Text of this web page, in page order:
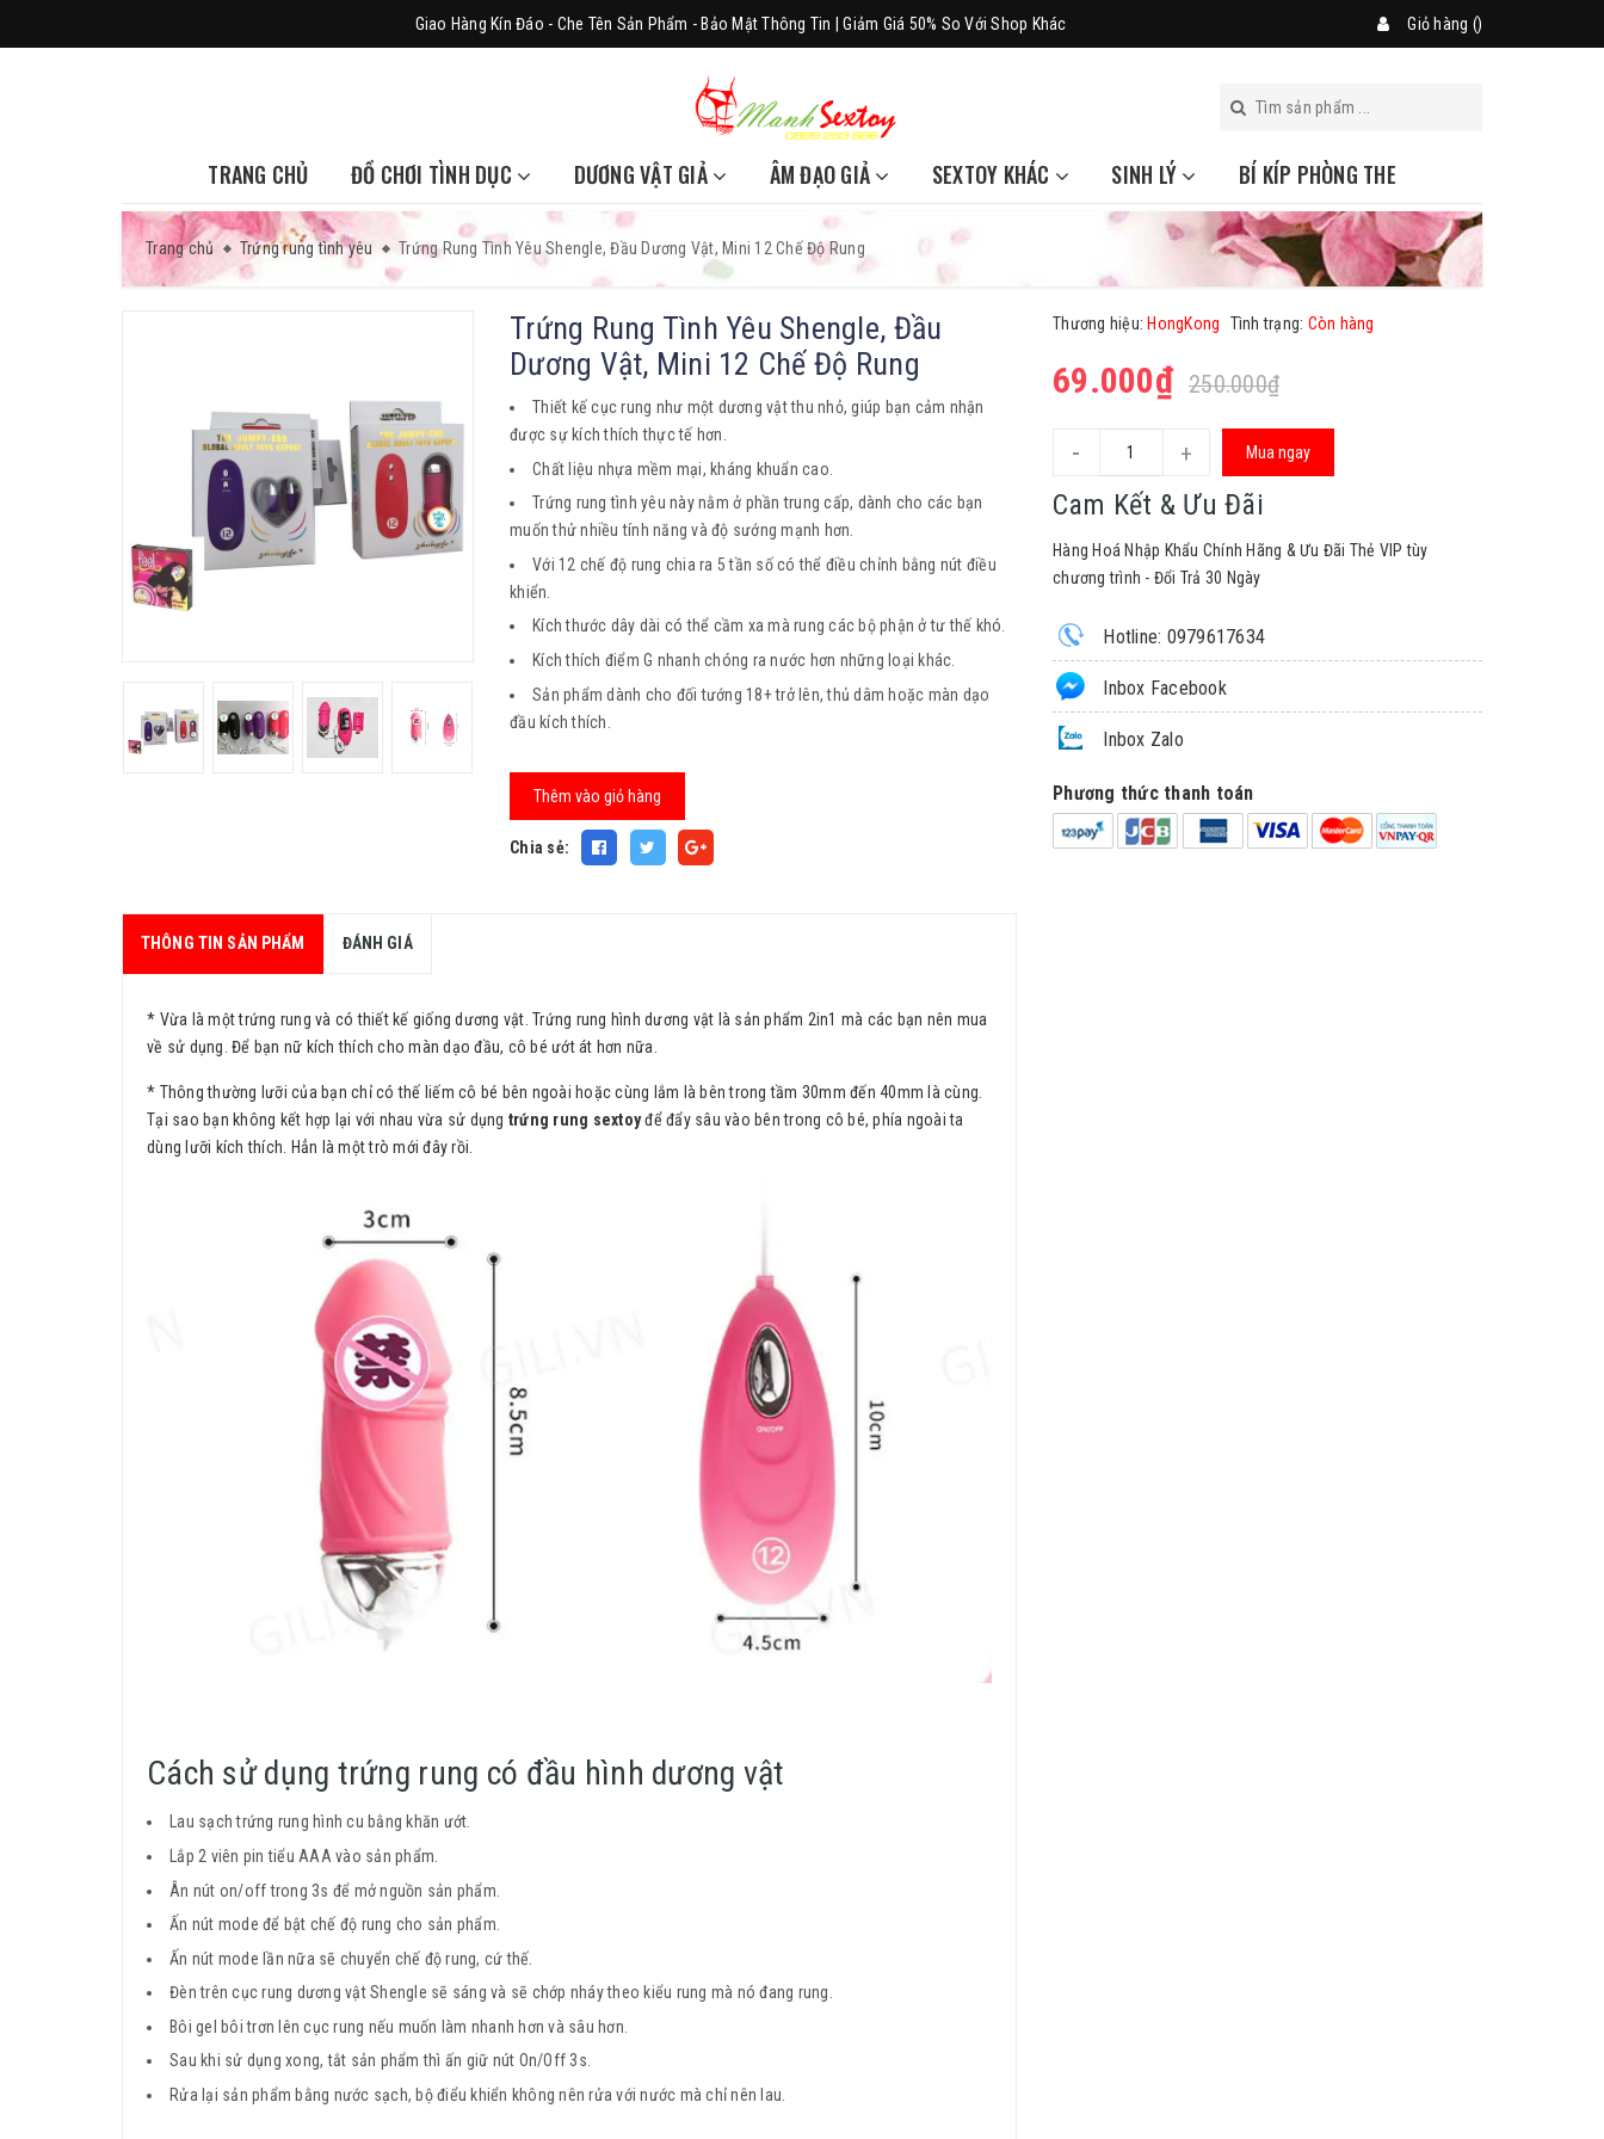
Giao Hàng Kín Đáo - Che Tên Sản Phẩm - Bảo Mật Thông Tin | Giảm Giá 50% So Với Shop Khác Giỏ hàng ()
TRANG CHỦ ĐỒ CHƠI TÌNH DỤC DƯƠNG VẬT GIẢ ÂM ĐẠO GIẢ SEXTOY KHÁC SINH LÝ BÍ KÍP PHÒNG THE
Trang chủ Trứng rung tình yêu Trứng Rung Tình Yêu Shengle, Đầu Dương Vật, Mini 12 Chế Độ Rung
Trứng Rung Tình Yêu Shengle, Đầu
Dương Vật, Mini 12 Chế Độ Rung
Thiết kế cục rung như một dương vật thu nhỏ, giúp bạn cảm nhận
được sự kích thích thực tế hơn.
Chất liệu nhựa mềm mại, kháng khuẩn cao.
Trứng rung tình yêu này nằm ở phần trung cấp, dành cho các bạn
muốn thử nhiều tính năng và độ sướng mạnh hơn.
Với 12 chế độ rung chia ra 5 tần số có thể điều chỉnh bằng nút điều
khiển.
Kích thước dây dài có thể cầm xa mà rung các bộ phận ở tư thế khó.
Kích thích điểm G nhanh chóng ra nước hơn những loại khác.
Sản phẩm dành cho đối tướng 18+ trở lên, thủ dâm hoặc màn dạo
đầu kích thích.
Thêm vào giỏ hàng
Chia sẻ:
THÔNG TIN SẢN PHẨM ĐÁNH GIÁ
* Vừa là một trứng rung và có thiết kế giống dương vật. Trứng rung hình dương vật là sản phẩm 2in1 mà các bạn nên mua
về sử dụng. Để bạn nữ kích thích cho màn dạo đầu, cô bé ướt át hơn nữa.
* Thông thường lưỡi của bạn chỉ có thế liếm cô bé bên ngoài hoặc cùng lắm là bên trong tầm 30mm đến 40mm là cùng.
Tại sao bạn không kết hợp lại với nhau vừa sử dụng trứng rung sextoyđể đẩy sâu vào bên trong cô bé, phía ngoài ta
dùng lưỡi kích thích. Hẳn là một trò mới đây rồi.
Cách sử dụng trứng rung có đầu hình dương vật
Lau sạch trứng rung hình cu bằng khăn ướt.
Lắp 2 viên pin tiểu AAA vào sản phẩm.
Ân nút on/off trong 3s để mở nguồn sản phẩm.
Ấn nút mode để bật chế độ rung cho sản phẩm.
Ấn nút mode lần nữa sẽ chuyển chế độ rung, cứ thế.
Đèn trên cục rung dương vật Shengle sẽ sáng và sẽ chớp nháy theo kiểu rung mà nó đang rung.
Bôi gel bôi trơn lên cục rung nếu muốn làm nhanh hơn và sâu hơn.
Sau khi sử dụng xong, tắt sản phẩm thì ấn giữ nút On/Off 3s.
Rửa lại sản phẩm bằng nước sạch, bộ điểu khiển không nên rửa với nước mà chỉ nên lau.
Thương hiệu: HongKong Tình trạng: Còn hàng
69.000₫ 250.000₫
- + Mua ngay
Cam Kết & Ưu Đãi
Hàng Hoá Nhập Khẩu Chính Hãng & Ưu Đãi Thẻ VIP tùy
chương trình - Đổi Trả 30 Ngày
Hotline: 0979617634
Inbox Facebook
Inbox Zalo
Phương thức thanh toán